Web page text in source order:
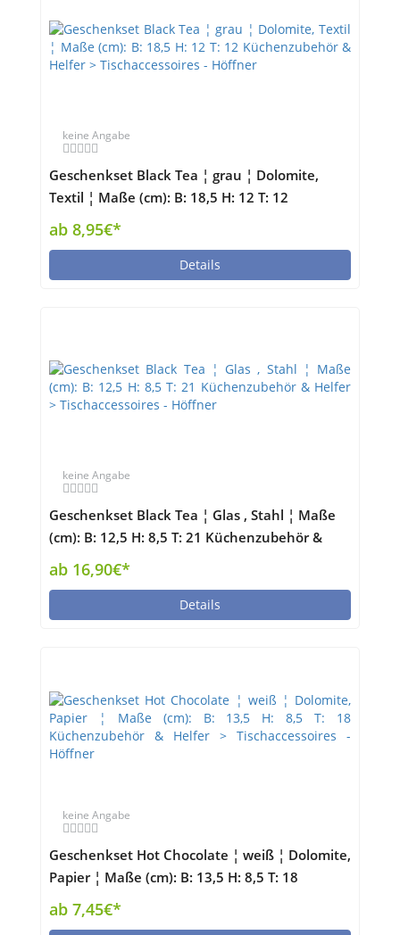
keine Angabe
Geschenkset Black Tea ¦ grau ¦ Dolomite,
Textil ¦ Maße (cm): B: 18,5 H: 12 T: 12
Küchenzubehör & Helfer > Tischaccessoires -
Höffner
ab 8,95€*
Details
keine Angabe
Geschenkset Black Tea ¦ Glas , Stahl ¦ Maße
(cm): B: 12,5 H: 8,5 T: 21 Küchenzubehör &
Helfer > Tischaccessoires - Höffner
ab 16,90€*
Details
keine Angabe
Geschenkset Hot Chocolate ¦ weiß ¦ Dolomite,
Papier ¦ Maße (cm): B: 13,5 H: 8,5 T: 18
Küchenzubehör & Helfer > Tischaccessoires -
Höffner
ab 7,45€*